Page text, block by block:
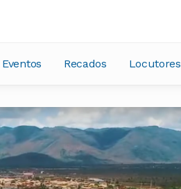
Eventos Recados Locutores